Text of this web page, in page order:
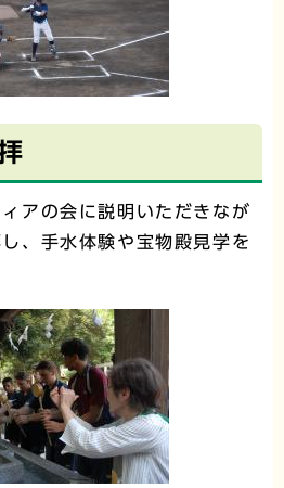
アの会に説明いただきなが
、手水体験や宝物殿見学を